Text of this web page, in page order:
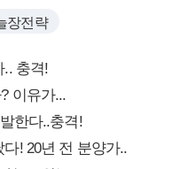
장전략
.. 충격!
이유가...
한다..충격!
! 20년 전 분양가..